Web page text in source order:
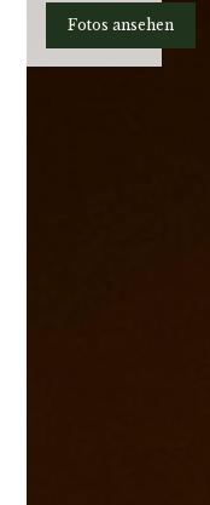
Planen
Fotos ansehen